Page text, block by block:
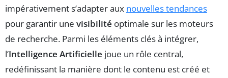
impérativement s’adapter aux nouvelles tendances
pour garantir une visibilité optimale sur les moteurs
de recherche. Parmi les éléments clés à intégrer,
l’Intelligence Artificielle joue un rôle central,
redéfinissant la manière dont le contenu est créé et